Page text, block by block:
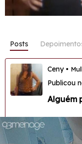
Posts
Ceny •
Publicou
Alguém